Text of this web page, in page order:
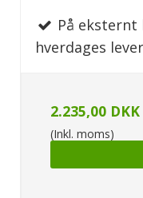
På eksternt
hverdages
2.235,00 DKK
(Inkl. moms)